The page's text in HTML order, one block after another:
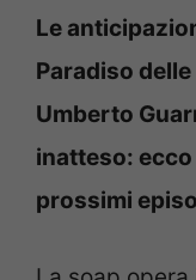
Le
Paradiso
Umberto
inatteso:
prossimi